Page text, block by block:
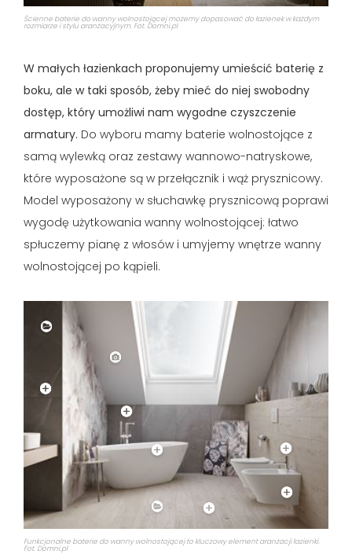
Ścienne baterie do wanny wolnostojącej możemy dopasować do łazienek w każdym
rozmiarze i stylu aranżacyjnym. Fot. Domni.pl
W małych łazienkach proponujemy umieścić baterię z
boku, ale w taki sposób, żeby mieć do niej swobodny
dostęp, który umożliwi nam wygodne czyszczenie
armatury. Do wyboru mamy baterie wolnostojące z
samą wylewką oraz zestawy wannowo-natryskowe,
które wyposażone są w przełącznik i wąż prysznicowy.
Model wyposażony w słuchawkę prysznicową poprawi
wygodę użytkowania wanny wolnostojącej: łatwo
spłuczemy pianę z włosów i umyjemy wnętrze wanny
wolnostojącej po kąpieli.
Funkcjonalne baterie do wanny wolnostojącej to kluczowy element aranżacji łazienki.
Fot. Domni.pl